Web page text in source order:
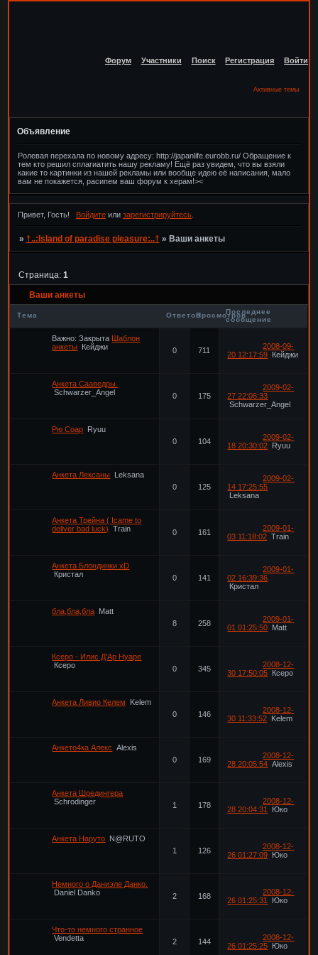
Форум Участники Поиск Регистрация Войти
Активные темы
Объявление
Ролевая перехала по новому адресу: http://japanlife.eurobb.ru/ Обращение к
тем кто решил сплагиатить нашу рекламу! Ещё раз увидем, что вы взяли
какие то картинки из нашей рекламы или вообще идею её написания, мало
вам не покажется, расипем ваш форум к херам!><
Привет, Гость! Войдитеили зарегистрируйтесь.
» †..:Island of paradise pleasure:..† » Ваши анкеты
Ваши анкеты
Страница: 1
Тема ОтветовПросмотровПоследнее
сообщение
Важно: Закрыта Шаблон
анкеты Кейджи 0 711
2008-09-
20 12:17:59 Кейджи
Анкета Сааведры.
Schwarzer_Angel
0 175
2009-02-
27 22:06:33
Schwarzer_Angel
Рю Соар Ryuu
0
104
2009-02-
18 20:30:02 Ryuu
Анкета Лексаны Leksana
0
125
2009-02-
14 17:25:55
Leksana
Анкета Трейна ( Icame to
deliver bad luck)
Train 0 161
2009-01-
03 11:18:02 Train
Анкета Блондинки xD
Кристал
0 141
2009-01-
02 16:39:36
Кристал
бла,бла,бла Matt
8
258
2009-01-
01 01:25:50 Matt
Ксеро - Илис Д'Ар Нуаре
Ксеро
0 345
2008-12-
30 17:50:05 Ксеро
Анкета Ливио Келем
Kelem
0
146
2008-12-
30 11:33:52 Kelem
Анкето4ка Алекс
Alexis
0
169
2008-12-
28 20:05:54 Alexis
Анкета Шредингера
Schrodinger
1 178
2008-12-
28 20:04:31
Юко
Анкета Наруто N@RUTO
1
126
2008-12-
26 01:27:09 Юко
Немного о Даниэле Данко.
Daniel Danko
2 168
2008-12-
26 01:25:31
Юко
Что-то немного странное
Vendetta
2 144
2008-12-
26 01:25:25 Юко